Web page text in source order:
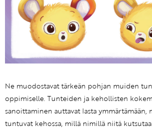
Ne muodostavat tärkeän pohjan muiden
oppimiselle. Tunteiden ja kehollisten
sanoittaminen auttavat lasta
tuntuvat kehossa, millä nimillä niitä